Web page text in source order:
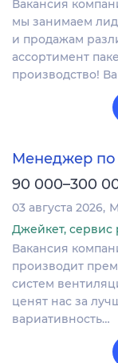
Вакансия
мы занимаем
и продажам
ассортимент
производство!
Менеджер
90 000–300
03 августа 2026
Джейкет,
Вакансия
производит
систем
ценят нас за
вариативность…